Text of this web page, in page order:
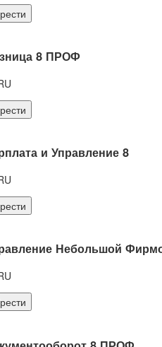
8 ПРОФ
и Управление 8
Небольшой